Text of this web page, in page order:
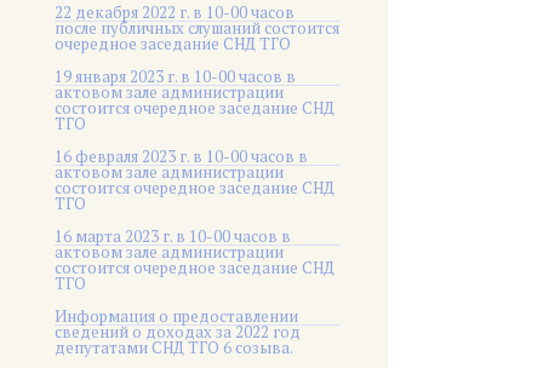
22 декабря 2022 г. в 10-00 часов
после публичных слушаний состоится
очередное заседание СНД ТГО
19 января 2023 г. в 10-00 часов в
актовом зале администрации
состоится очередное заседание СНД
ТГО
16 февраля 2023 г. в 10-00 часов в
актовом зале администрации
состоится очередное заседание СНД
ТГО
16 марта 2023 г. в 10-00 часов в
актовом зале администрации
состоится очередное заседание СНД
ТГО
Информация о предоставлении
сведений о доходах за 2022 год
депутатами СНД ТГО 6 созыва.